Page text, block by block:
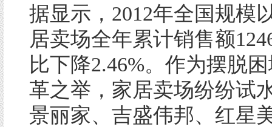
据显示，2012年全国规模
居卖场全年累计销售额
比下降2.46%。作为摆脱
革之举，家居卖场纷纷试
景丽家、吉盛伟邦、红星